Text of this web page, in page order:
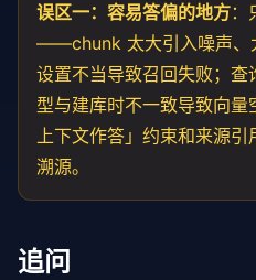
误区一：容易答偏的地方：
——chunk 太大引入噪声、
设置不当导致召回失败；
型与建库时不一致导致向
上下文作答」约束和来源
溯源。
追问